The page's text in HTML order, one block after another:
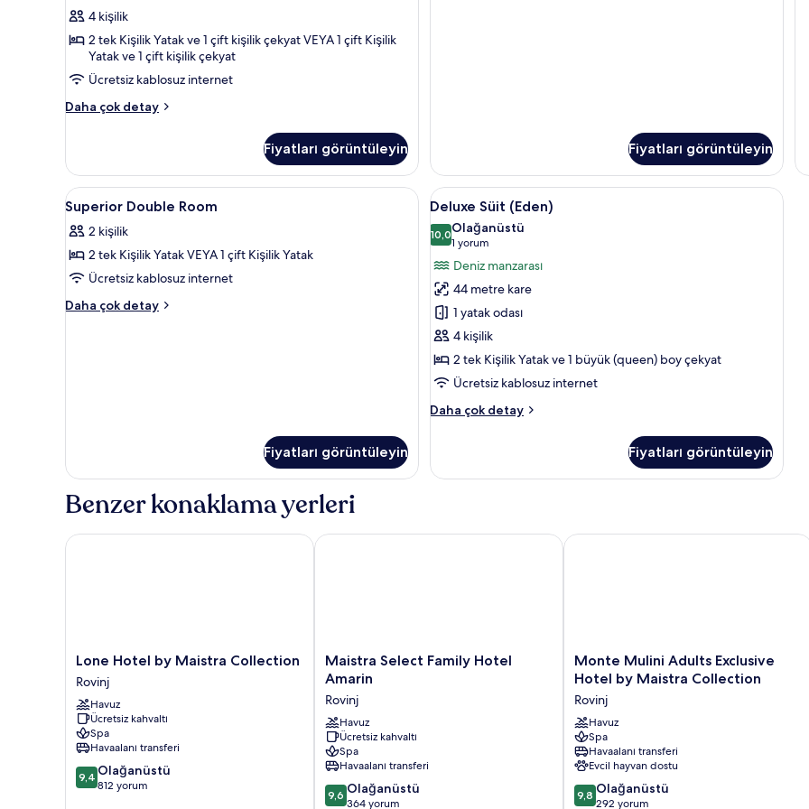
4 kişilik
2 tek Kişilik Yatak ve 1 çift kişilik çekyat VEYA 1 çift Kişilik
Yatak ve 1 çift kişilik çekyat
Ücretsiz kablosuz internet
Daha çok detay
Junior
daha
fazla
detay
Fiyatları görüntüleyin Fiyatları görüntüleyin
Superior
Double
Room
için
tüm
fotoğrafları
Minibar, odada kasa, masa, güneşlik/perde
6
Superior Double Room
2 kişilik
2 tek Kişilik Yatak VEYA 1 çift Kişilik Yatak
Ücretsiz kablosuz internet
Daha çok detay
Superior
Fiyatları görüntüleyin
Deluxe
Süit
(Eden)
için
tüm
fotoğrafları
görün
Deluxe Süit (Eden) | Oturma odası |
6
Deluxe Süit (Eden)
10,010,0 / 10
Olağanüstü
1 yorum
(1
yorum)
Deniz manzarası
44 metre kare
1 yatak odası
4 kişilik
2 tek Kişilik Yatak ve 1 büyük (queen) boy çekyat
Ücretsiz kablosuz internet
Daha çok detay
Deluxe
daha
Fiyatları görüntüleyin
Benzer konaklama yerleri
Lone
Hotel
by
Maistra
Collection
Rovinj
Lone Hotel by Maistra Collection
Rovinj
Havuz
Ücretsiz kahvaltı
Spa
Havaalanı transferi
10
üzerinden
9,4 Olağanüstü
812 yorum
Lone Hotel by Maistra Collection
Maistra
Select
Hotel
Amarin
Rovinj
Maistra Select Family Hotel
Amarin
Rovinj
Havuz
Ücretsiz kahvaltı
Spa
Havaalanı transferi
10
üzerinden
9,6 Olağanüstü
364 yorum
Maistra Select Family Hotel Amarin
Monte
Mulini
Exclusive
Hotel
by
Maistra
Collection
Rovinj
Monte Mulini Adults Exclusive
Hotel by Maistra Collection
Rovinj
Havuz
Spa
Havaalanı transferi
Evcil hayvan dostu
10
üzerinden
9,8 Olağanüstü
292 yorum
Monte Mulini Adults Exclusive Hotel